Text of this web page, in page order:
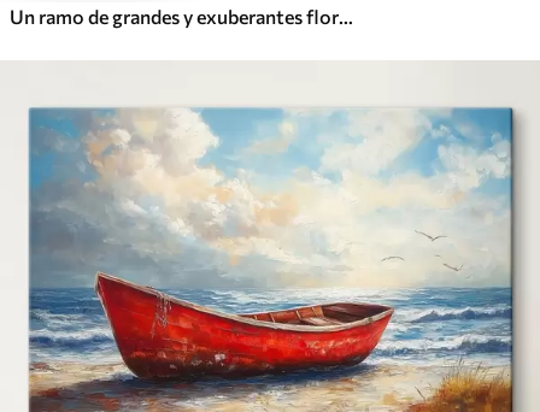
Un ramo de grandes y exuberantes flores de peonía rosadas y blancas con hojas verdes sobre un fondo suave y borroso